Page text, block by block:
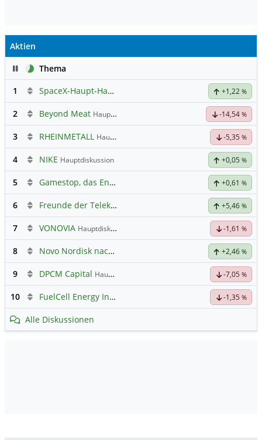
Aktien
PauseThema
1
SpaceX-Haupt-Hauptforum +1,22 %
2 Beyond Meat Hauptdiskussion -14,54 %
3 RHEINMETALL Hauptdiskussion -5,35 %
4 NIKE Hauptdiskussion +0,05 %
5 Gamestop, das Ende naht +0,61 %
6 Freunde der Telekom +5,46 %
7 VONOVIA Hauptdiskussion -1,61 %
8 Novo Nordisk nach Split +2,46 %
9 DPCM Capital Hauptdiskussion -7,05 %
10 FuelCell Energy Inc Registered Shs Hauptdiskussion-1,35 %
Alle Diskussionen